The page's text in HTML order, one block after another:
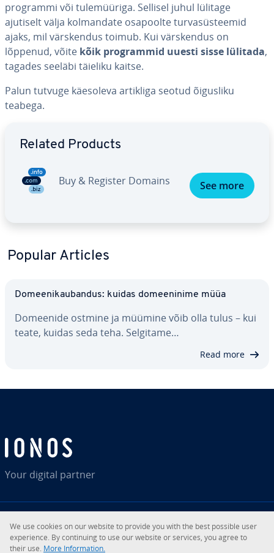
prog­rammi või tu­le­müüriga. Sellisel juhul lülitage
ajutiselt välja kol­man­date osapoolte tur­va­süs­tee­mid
ajaks, mil värs­ken­dus toimub. Kui värs­ken­dus on
lõppenud, võite kõik prog­ram­mid uuesti sisse lülitada,
tagades seeläbi täieliku kaitse.
Palun tutvuge käesoleva artikliga seotud õigusliku
teabega.
Related Products
Buy & Register Domains See more
Popular Articles
Do­mee­ni­kau­ban­dus: kuidas do­mee­ninime müüa
Domeenide ostmine ja müümine võib olla tulus – kui
teate, kuidas seda teha. Selgitame…
Read more
Your digital partner
RSS LinkedIntiktok Instagram
We use cookies on our website to provide you with the best possible user
ex­pe­rience. By con­ti­nuing to use our website or services, you agree to
their use. More In­for­ma­tion.